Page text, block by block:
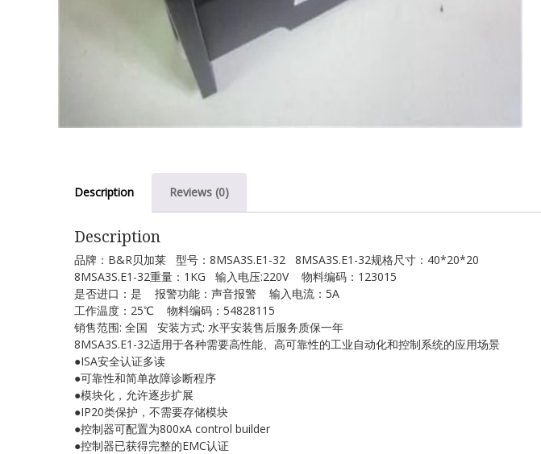
Kollmorgen
Lam Research
Description Reviews (0)
Description
品牌：B&R贝加莱 型号：8MSA3S.E1-32 8MSA3S.E1-32规格尺寸：40*20*20
8MSA3S.E1-32重量：1KG 输入电压:220V 物料编码：123015
是否进口：是 报警功能：声音报警 输入电流：5A
工作温度：25℃ 物料编码：54828115
销售范围: 全国 安装方式: 水平安装售后服务质保一年
8MSA3S.E1-32适用于各种需要高性能、高可靠性的工业自动化和控制系统的应用场景
●ISA安全认证多读
●可靠性和简单故障诊断程序
●模块化，允许逐步扩展
●IP20类保护，不需要存储模块
●控制器可配置为800xA control builder
●控制器已获得完整的EMC认证